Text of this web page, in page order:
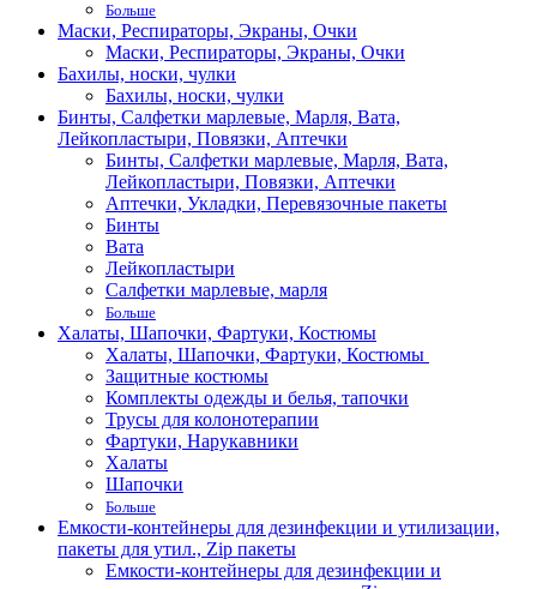
Больше
Маски, Респираторы, Экраны, Очки
Маски, Респираторы, Экраны, Очки
Бахилы, носки, чулки
Бахилы, носки, чулки
Бинты, Салфетки марлевые, Марля, Вата,
Лейкопластыри, Повязки, Аптечки
Бинты, Салфетки марлевые, Марля, Вата,
Лейкопластыри, Повязки, Аптечки
Аптечки, Укладки, Перевязочные пакеты
Бинты
Вата
Лейкопластыри
Салфетки марлевые, марля
Больше
Халаты, Шапочки, Фартуки, Костюмы
Халаты, Шапочки, Фартуки, Костюмы
Защитные костюмы
Комплекты одежды и белья, тапочки
Трусы для колонотерапии
Фартуки, Нарукавники
Халаты
Шапочки
Больше
Емкости-контейнеры для дезинфекции и утилизации,
пакеты для утил., Zip пакеты
Емкости-контейнеры для дезинфекции и